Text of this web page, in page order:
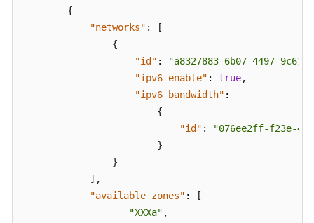
{
"networks" :
[
{
"id" :
"a8327883-6b07-4497-9c61-
"ipv6_enable" : true,
"ipv6_bandwidth" :
{
"id" :
"076ee2ff-f23e-
}
}
] ,
"available_zones" :
[
"XXXa" ,